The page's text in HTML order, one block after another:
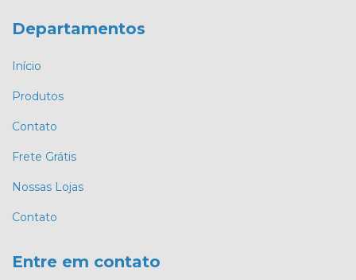
Departamentos
Início
Produtos
Contato
Frete Grátis
Nossas Lojas
Contato
Entre em contato